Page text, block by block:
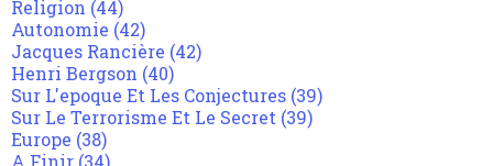
Religion (44)
Autonomie (42)
Jacques Rancière (42)
Henri Bergson (40)
Sur L'epoque Et Les Conjectures (39)
Sur Le Terrorisme Et Le Secret (39)
Europe (38)